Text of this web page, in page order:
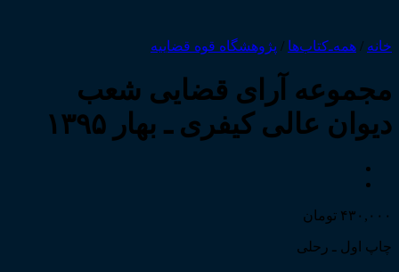
خانه / همه‌ـ‌کتاب‌ها / پژوهشگاه قوه قضاییه
مجموعه آرای قضایی شعب
دیوان عالی کیفری ـ بهار ۱۳۹۵
۴۳۰,۰۰۰ تومان
چاپ اول ـ رحلی